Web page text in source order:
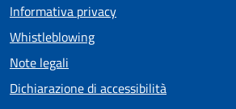
Informativa privacy
Whistleblowing
Note legali
Dichiarazione di accessibilità